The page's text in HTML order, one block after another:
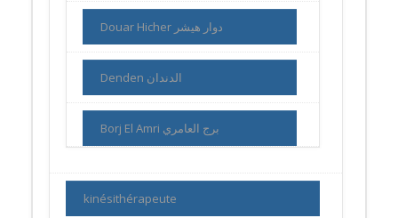
Douar Hicher دوار هيشر
Denden الدندان
Borj El Amri برج العامري
kinésithérapeute